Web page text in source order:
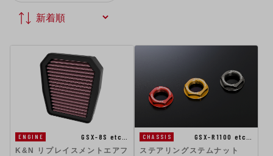
ENGINE
GSX-8S etc…
K&N リプレイスメントエアフ
CHASSIS
GSX-R1100 etc…
ステアリングステムナット